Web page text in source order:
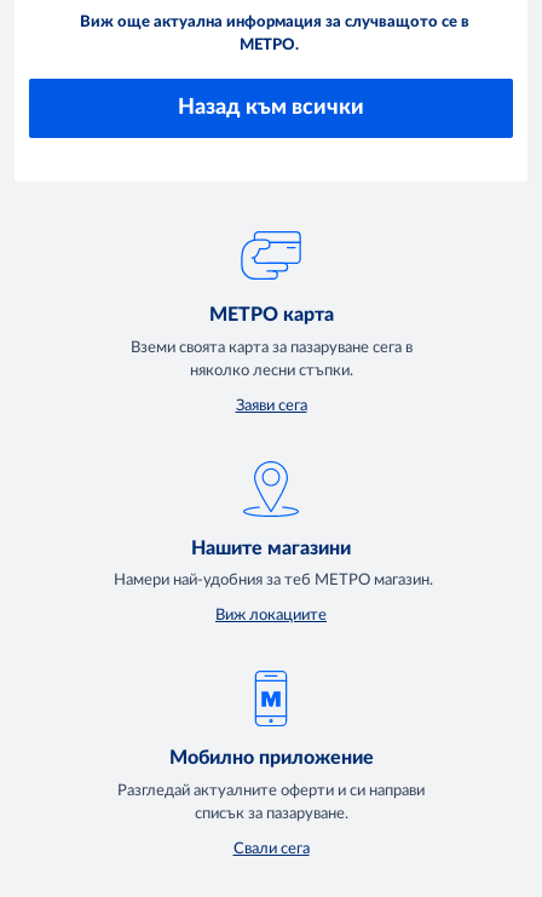
Виж още актуална информация за случващото се в
МЕТРО.
Назад към всички
МЕТРО карта
Вземи своята карта за пазаруване сега в
няколко лесни стъпки.
Заяви сега
Нашите магазини
Намери най-удобния за теб МЕТРО магазин.
Виж локациите
Мобилно приложение
Разгледай актуалните оферти и си направи
списък за пазаруване.
Свали сега